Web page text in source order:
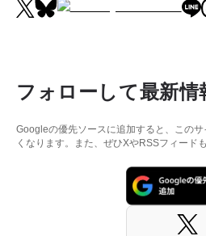
フォローして最新情
Googleの優先ソースに追加すると、この
くなります。また、ぜひXやRSSフィード